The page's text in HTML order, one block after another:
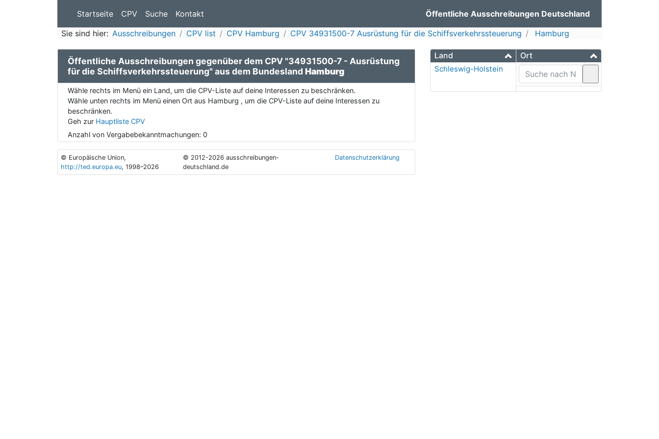
Startseite CPV Suche Kontakt Öffentliche Ausschreibungen Deutschland
Sie sind hier: Ausschreibungen CPV list CPV Hamburg CPV 34931500-7 Ausrüstung für die Schiffsverkehrssteuerung Hamburg
Land
Schleswig-Holstein
Ort
Öffentliche Ausschreibungen gegenüber dem CPV "34931500-7 - Ausrüstung
für die Schiffsverkehrssteuerung" aus dem Bundesland Hamburg
Wähle rechts im Menü ein Land, um die CPV-Liste auf deine Interessen zu beschränken.
Wähle unten rechts im Menü einen Ort aus Hamburg , um die CPV-Liste auf deine Interessen zu
beschränken.
Geh zur Hauptliste CPV
Anzahl von Vergabebekanntmachungen: 0
© Europäische Union,
http://ted.europa.eu, 1998–2026
© 2012-2026 ausschreibungen-
deutschland.de
Datenschutzerklärung